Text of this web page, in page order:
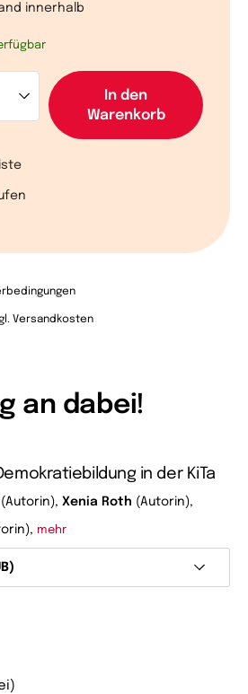
innerhalb
In den
Warenkorb
Versandkosten
an dabei!
in der KiTa
(Autorin), Xenia Roth (Autorin),
mehr